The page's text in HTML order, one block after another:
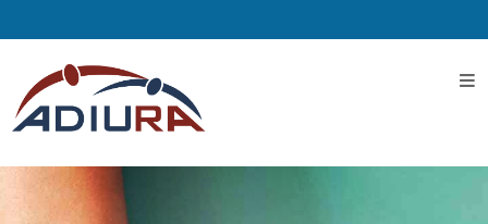
Home
Servizi